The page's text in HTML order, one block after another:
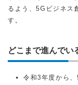
るよう、5Gビジネス
す。
どこまで進んでい
令和3年度から